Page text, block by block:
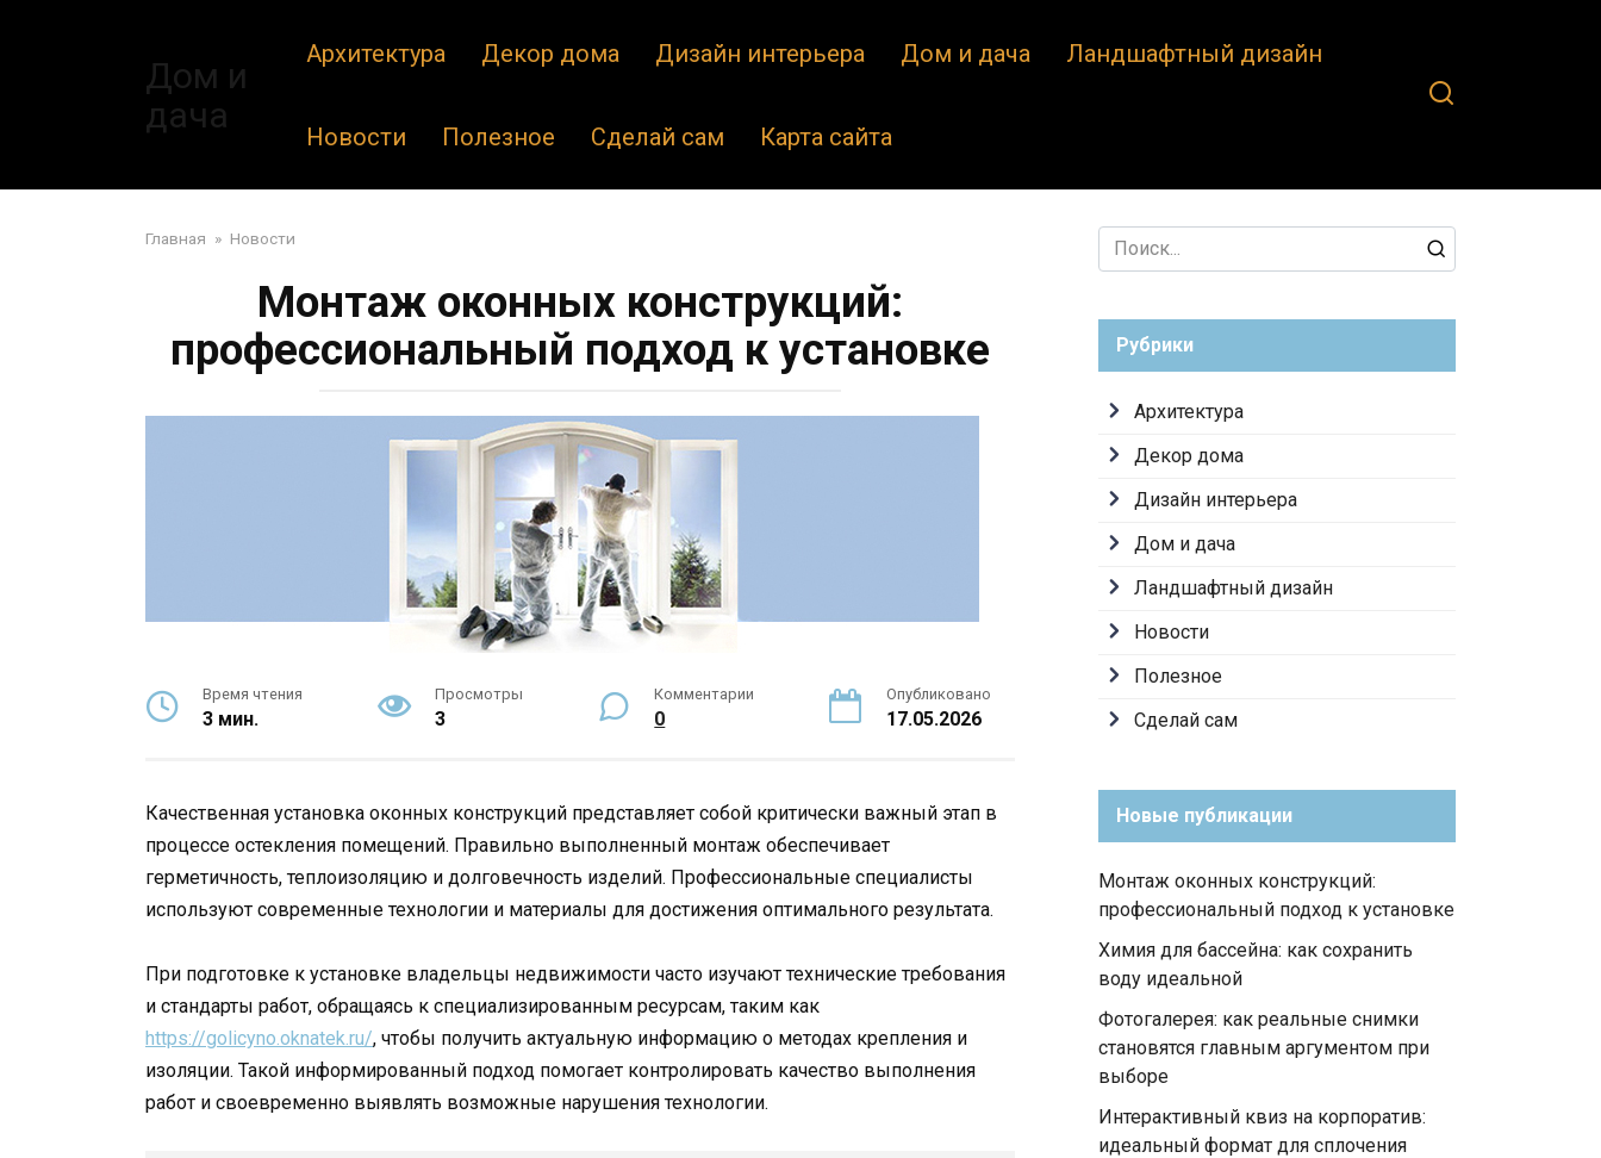
Дом и
дача
Архитектура Декор дома Дизайн интерьера Дом и дача Ландшафтный дизайн
Новости Полезное Сделай сам Карта сайта
Главная » Новости
Монтаж оконных конструкций:
профессиональный подход к установке
Время чтения
3 мин.
Просмотры
3
Комментарии
0
Опубликовано
17.05.2026
Качественная установка оконных конструкций представляет собой критически важный этап в
процессе остекления помещений. Правильно выполненный монтаж обеспечивает
герметичность, теплоизоляцию и долговечность изделий. Профессиональные специалисты
используют современные технологии и материалы для достижения оптимального результата.
При подготовке к установке владельцы недвижимости часто изучают технические требования
и стандарты работ, обращаясь к специализированным ресурсам, таким как
https://golicyno.oknatek.ru/, чтобы получить актуальную информацию о методах крепления и
изоляции. Такой информированный подход помогает контролировать качество выполнения
работ и своевременно выявлять возможные нарушения технологии.
Search
for:
Рубрики
Архитектура
Декор дома
Дизайн интерьера
Дом и дача
Ландшафтный дизайн
Новости
Полезное
Сделай сам
Новые публикации
Монтаж оконных конструкций:
профессиональный подход к установке
Химия для бассейна: как сохранить
воду идеальной
Фотогалерея: как реальные снимки
становятся главным аргументом при
выборе
Интерактивный квиз на корпоратив:
идеальный формат для сплочения